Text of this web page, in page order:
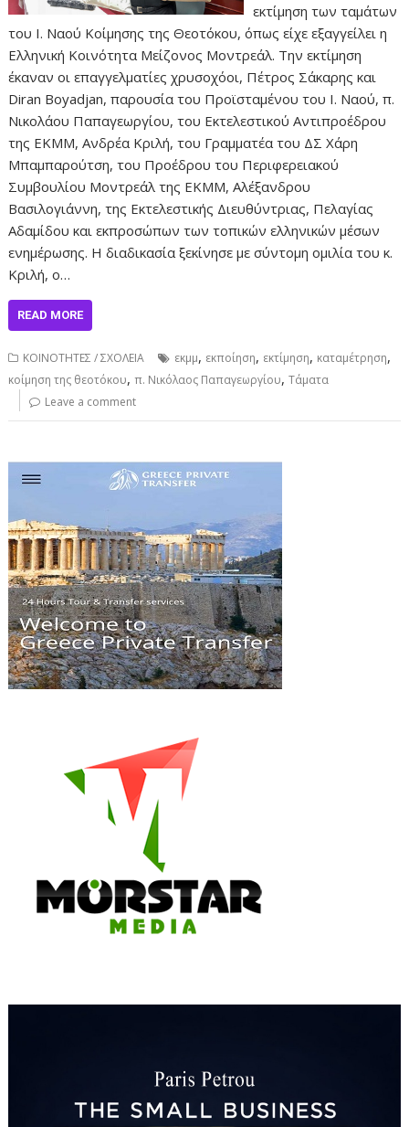
εκτίμηση των ταμάτων
του Ι. Ναού Κοίμησης της Θεοτόκου, όπως είχε εξαγγείλει η
Ελληνική Κοινότητα Μείζονος Μοντρεάλ. Την εκτίμηση
έκαναν οι επαγγελματίες χρυσοχόοι, Πέτρος Σάκαρης και
Diran Boyadjan, παρουσία του Προϊσταμένου του Ι. Ναού, π.
Νικολάου Παπαγεωργίου, του Εκτελεστικού Αντιπροέδρου
της ΕΚΜΜ, Ανδρέα Κριλή, του Γραμματέα του ΔΣ Χάρη
Μπαμπαρούτση, του Προέδρου του Περιφερειακού
Συμβουλίου Μοντρεάλ της ΕΚΜΜ, Αλέξανδρου
Βασιλογιάννη, της Εκτελεστικής Διευθύντριας, Πελαγίας
Αδαμίδου και εκπροσώπων των τοπικών ελληνικών μέσων
ενημέρωσης. Η διαδικασία ξεκίνησε με σύντομη ομιλία του κ.
Κριλή, ο…
READ MORE
ΚΟΙΝΟΤΗΤΕΣ / ΣΧΟΛΕΙΑ εκμμ, εκποίηση, εκτίμηση, καταμέτρηση,
κοίμηση της θεοτόκου,π. Νικόλαος Παπαγεωργίου,Τάματα
Leave a comment